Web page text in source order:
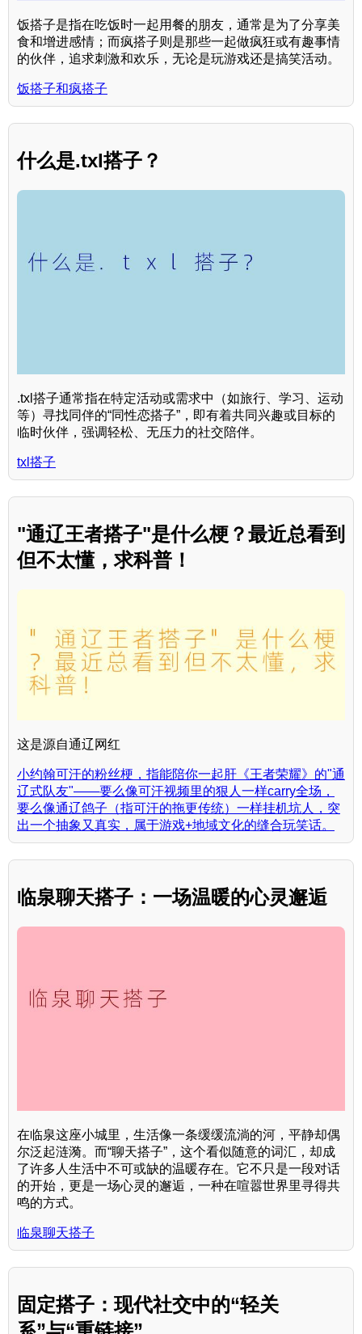
饭搭子是指在吃饭时一起用餐的朋友，通常是为了分享美
食和增进感情；而疯搭子则是那些一起做疯狂或有趣事情
的伙伴，追求刺激和欢乐，无论是玩游戏还是搞笑活动。
饭搭子和疯搭子
什么是.txl搭子？
.txl搭子通常指在特定活动或需求中（如旅行、学习、运动
等）寻找同伴的“同性恋搭子”，即有着共同兴趣或目标的
临时伙伴，强调轻松、无压力的社交陪伴。
txl搭子
"通辽王者搭子"是什么梗？最近总看到
但不太懂，求科普！
这是源自通辽网红
小约翰可汗的粉丝梗，指能陪你一起肝《王者荣耀》的"通
辽式队友"——要么像可汗视频里的狠人一样carry全场，
要么像通辽鸽子（指可汗的拖更传统）一样挂机坑人，突
出一个抽象又真实，属于游戏+地域文化的缝合玩笑话。
临泉聊天搭子：一场温暖的心灵邂逅
在临泉这座小城里，生活像一条缓缓流淌的河，平静却偶
尔泛起涟漪。而“聊天搭子”，这个看似随意的词汇，却成
了许多人生活中不可或缺的温暖存在。它不只是一段对话
的开始，更是一场心灵的邂逅，一种在喧嚣世界里寻得共
鸣的方式。
临泉聊天搭子
固定搭子：现代社交中的“轻关